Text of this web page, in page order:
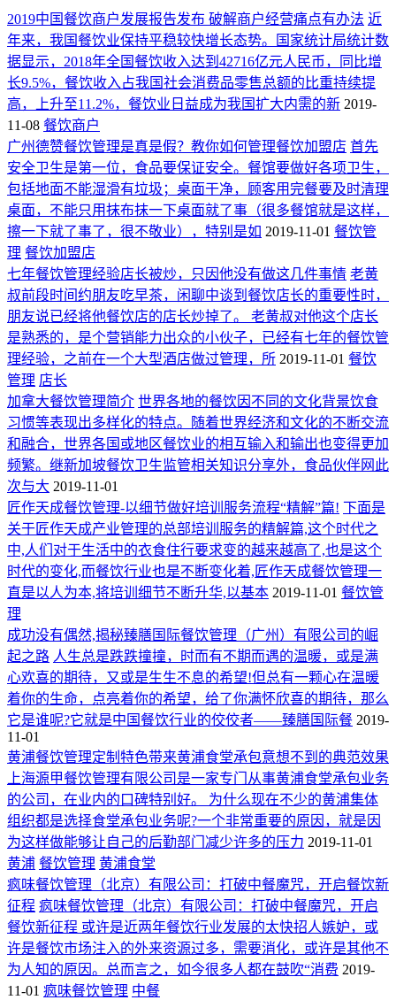
2019中国餐饮商户发展报告发布 破解商户经营痛点有办法 近
年来，我国餐饮业保持平稳较快增长态势。国家统计局统计数
据显示，2018年全国餐饮收入达到42716亿元人民币，同比增
长9.5%，餐饮收入占我国社会消费品零售总额的比重持续提
高，上升至11.2%，餐饮业日益成为我国扩大内需的新 2019-
11-08 餐饮商户
广州德赞餐饮管理是真是假？教你如何管理餐饮加盟店 首先
安全卫生是第一位，食品要保证安全。餐馆要做好各项卫生，
包括地面不能湿滑有垃圾；桌面干净，顾客用完餐要及时清理
桌面，不能只用抹布抹一下桌面就了事（很多餐馆就是这样，
擦一下就了事了，很不敬业），特别是如 2019-11-01 餐饮管
理 餐饮加盟店
七年餐饮管理经验店长被炒，只因他没有做这几件事情 老黄
叔前段时间约朋友吃早茶，闲聊中谈到餐饮店长的重要性时，
朋友说已经将他餐饮店的店长炒掉了。 老黄叔对他这个店长
是熟悉的，是个营销能力出众的小伙子，已经有七年的餐饮管
理经验，之前在一个大型酒店做过管理，所 2019-11-01 餐饮
管理 店长
加拿大餐饮管理简介 世界各地的餐饮因不同的文化背景饮食
习惯等表现出多样化的特点。随着世界经济和文化的不断交流
和融合，世界各国或地区餐饮业的相互输入和输出也变得更加
频繁。继新加坡餐饮卫生监管相关知识分享外，食品伙伴网此
次与大 2019-11-01
匠作天成餐饮管理-以细节做好培训服务流程“精解”篇! 下面是
关于匠作天成产业管理的总部培训服务的精解篇,这个时代之
中,人们对于生活中的衣食住行要求变的越来越高了,也是这个
时代的变化,而餐饮行业也是不断变化着,匠作天成餐饮管理一
直是以人为本,将培训细节不断升华,以基本 2019-11-01 餐饮管
理
成功没有偶然,揭秘臻膳国际餐饮管理（广州）有限公司的崛
起之路 人生总是跌跌撞撞，时而有不期而遇的温暖，或是满
心欢喜的期待，又或是生生不息的希望!但总有一颗心在温暖
着你的生命，点亮着你的希望，给了你满怀欣喜的期待，那么
它是谁呢?它就是中国餐饮行业的佼佼者——臻膳国际餐 2019-
11-01
黄浦餐饮管理定制特色带来黄浦食堂承包意想不到的典范效果
上海源甲餐饮管理有限公司是一家专门从事黄浦食堂承包业务
的公司，在业内的口碑特别好。 为什么现在不少的黄浦集体
组织都是选择食堂承包业务呢?一个非常重要的原因，就是因
为这样做能够让自己的后勤部门减少许多的压力 2019-11-01
黄浦 餐饮管理 黄浦食堂
疯味餐饮管理（北京）有限公司：打破中餐魔咒，开启餐饮新
征程 疯味餐饮管理（北京）有限公司：打破中餐魔咒，开启
餐饮新征程 或许是近两年餐饮行业发展的太快招人嫉妒，或
许是餐饮市场注入的外来资源过多，需要消化，或许是其他不
为人知的原因。总而言之，如今很多人都在鼓吹“消费 2019-
11-01 疯味餐饮管理 中餐